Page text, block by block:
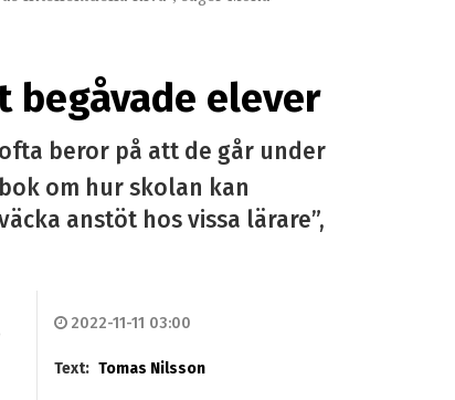
begåvade elever
beror på att de går under
om hur skolan kan
anstöt hos vissa lärare”,
2022-11-11 03:00
Text: Tomas Nilsson